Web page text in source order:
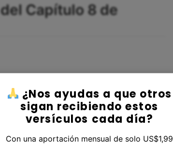
Capítulo 8 de
los animales y todas las bestias que
un viento sobre la tierra y disminuyeron
¿Nos ayudas a que otros
sigan recibiendo estos
versículos cada día?
Con una aportación mensual de solo US$1,99